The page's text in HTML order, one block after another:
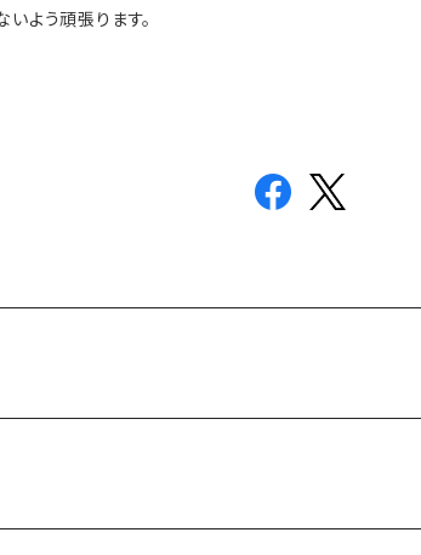
よう頑張ります。